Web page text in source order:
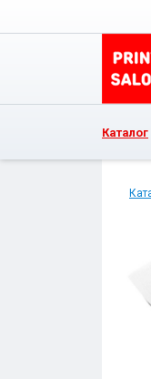
Каталог